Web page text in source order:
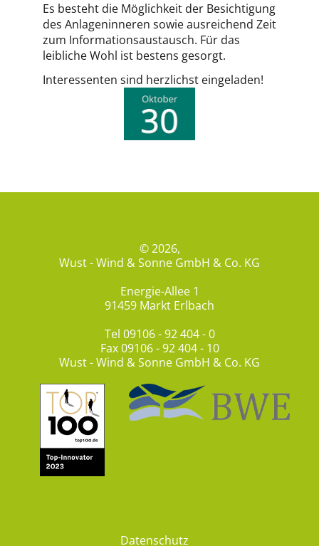
Es besteht die Möglichkeit der Besichtigung
des Anlageninneren sowie ausreichend Zeit
zum Informationsaustausch. Für das
leibliche Wohl ist bestens gesorgt.
Interessenten sind herzlichst eingeladen!
© 2026,
Wust - Wind & Sonne GmbH & Co. KG
Energie-Allee 1
91459 Markt Erlbach
Tel 09106 - 92 404 - 0
Fax 09106 - 92 404 - 10
Wust - Wind & Sonne GmbH & Co. KG
Datenschutz